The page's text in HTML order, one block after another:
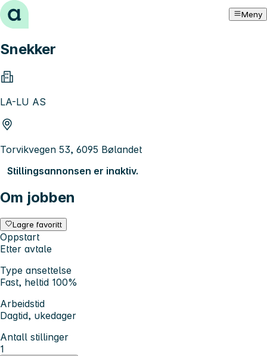
Hopp til innhold Meny
Snekker
LA-LU AS
Torvikvegen 53, 6095 Bølandet
Stillingsannonsen er inaktiv.
Om jobben
Lagre favoritt
Oppstart
Etter avtale
Type ansettelse
Fast, heltid 100%
Arbeidstid
Dagtid, ukedager
Antall stillinger
1